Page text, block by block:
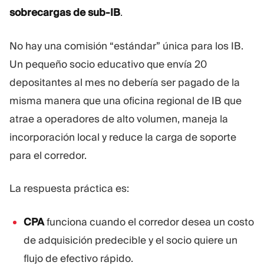
sobrecargas de sub-IB.
No hay una comisión “estándar” única para los IB.
Un pequeño socio educativo que envía 20
depositantes al mes no debería ser pagado de la
misma manera que una oficina regional de IB que
atrae a operadores de alto volumen, maneja la
incorporación local y reduce la carga de soporte
para el corredor.
La respuesta práctica es:
CPAfunciona cuando el corredor desea un costo
de adquisición predecible y el socio quiere un
flujo de efectivo rápido.
Tutoriales en vídeo
Plan de negocio
Carreras